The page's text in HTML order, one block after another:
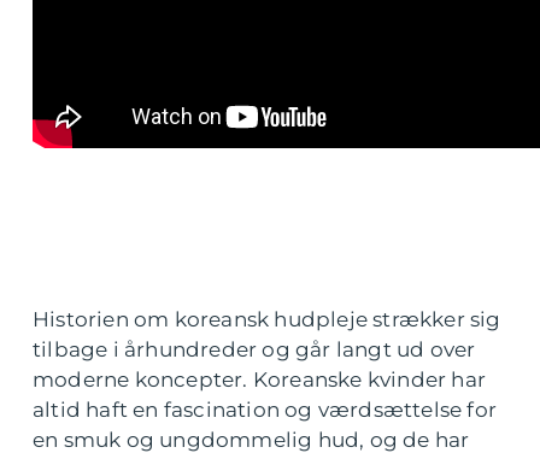
Historien om koreansk hudpleje strækker sig
tilbage i århundreder og går langt ud over
moderne koncepter. Koreanske kvinder har
altid haft en fascination og værdsættelse for
en smuk og ungdommelig hud, og de har